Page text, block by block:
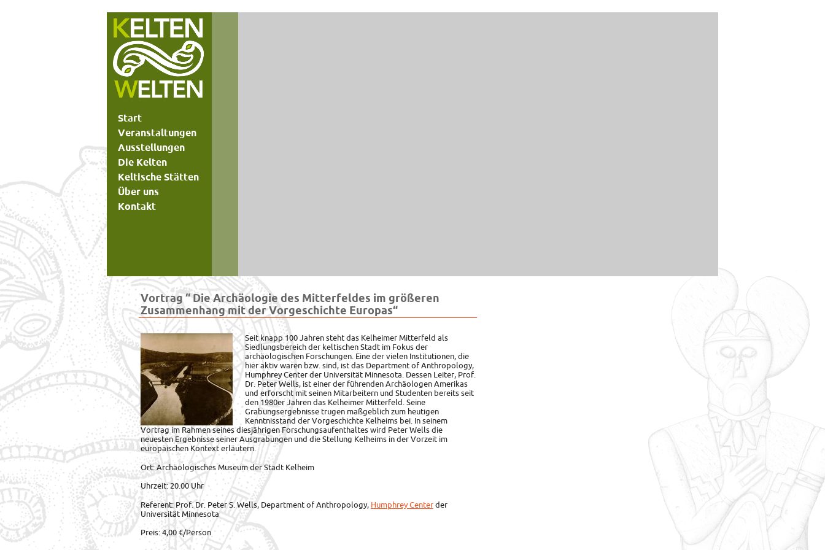
Start
Veranstaltungen
Ausstellungen
Die Kelten
Keltische Stätten
Über uns
Kontakt
Vortrag “ Die Archäologie des Mitterfeldes im größeren
Zusammenhang mit der Vorgeschichte Europas“
Seit knapp 100 Jahren steht das Kelheimer Mitterfeld als
Siedlungsbereich der keltischen Stadt im Fokus der
archäologischen Forschungen. Eine der vielen Institutionen, die
hier aktiv waren bzw. sind, ist das Department of Anthropology,
Humphrey Center der Universität Minnesota. Dessen Leiter, Prof.
Dr. Peter Wells, ist einer der führenden Archäologen Amerikas
und erforscht mit seinen Mitarbeitern und Studenten bereits seit
den 1980er Jahren das Kelheimer Mitterfeld. Seine
Grabungsergebnisse trugen maßgeblich zum heutigen
Kenntnisstand der Vorgeschichte Kelheims bei. In seinem
Vortrag im Rahmen seines diesjährigen Forschungsaufenthaltes wird Peter Wells die
neuesten Ergebnisse seiner Ausgrabungen und die Stellung Kelheims in der Vorzeit im
europäischen Kontext erläutern.
Ort: Archäologisches Museum der Stadt Kelheim
Uhrzeit: 20.00 Uhr
Referent: Prof. Dr. Peter S. Wells, Department of Anthropology, Humphrey Centerder
Universität Minnesota
Preis: 4,00 €/Person